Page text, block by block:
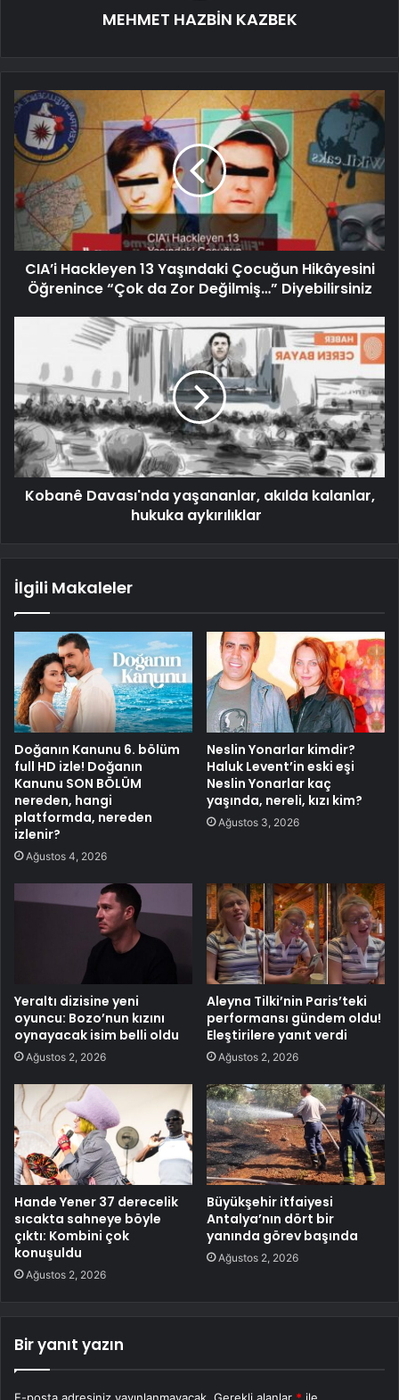
MEHMET HAZBİN KAZBEK
CIA’i Hackleyen 13 Yaşındaki Çocuğun Hikâyesini
Öğrenince “Çok da Zor Değilmiş…” Diyebilirsiniz
Kobanê Davası'nda yaşananlar, akılda kalanlar,
hukuka aykırılıklar
İlgili Makaleler
Doğanın Kanunu 6. bölüm
full HD izle! Doğanın
Kanunu SON BÖLÜM
nereden, hangi
platformda, nereden
izlenir?
Ağustos 4, 2026
Neslin Yonarlar kimdir?
Haluk Levent’in eski eşi
Neslin Yonarlar kaç
yaşında, nereli, kızı kim?
Ağustos 3, 2026
Yeraltı dizisine yeni
oyuncu: Bozo’nun kızını
oynayacak isim belli oldu
Ağustos 2, 2026
Aleyna Tilki’nin Paris’teki
performansı gündem oldu!
Eleştirilere yanıt verdi
Ağustos 2, 2026
Hande Yener 37 derecelik
sıcakta sahneye böyle
çıktı: Kombini çok
konuşuldu
Ağustos 2, 2026
Büyükşehir itfaiyesi
Antalya’nın dört bir
yanında görev başında
Ağustos 2, 2026
Bir yanıt yazın